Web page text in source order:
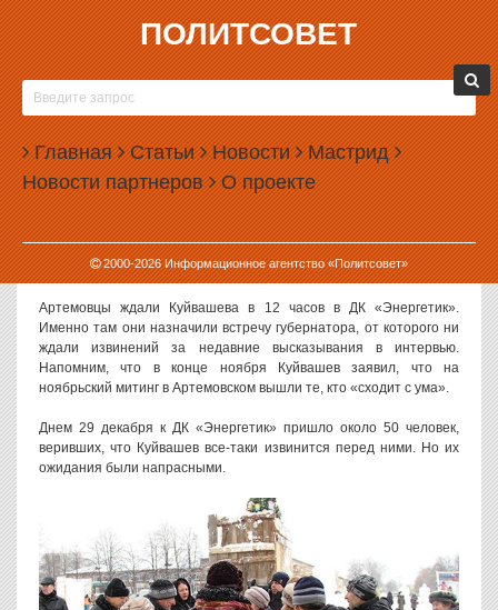
ПОЛИТСОВЕТ
Главная Статьи Новости Мастрид
Новости партнеров О проекте
2000-2026Информационное агентство «Политсовет»
29.12.2015, 13:50
ЖИТЕЛИ АРТЕМОВСКОГО ВМЕСТО
ИЗВИНЕНИЙ КУЙВАШЕВА УСЛЫШАЛИ
ГАДОСТИ
Несколько десятков жителей Артемовского собрались сегодня,
чтобы выслушать публичные извинения от губернатора
Свердловской области Евгения Куйвашева. Однако губернатор к
ним так и не приехал, и людям пришлось выслушать «гадости» из
уст местного чиновника.
Артемовцы ждали Куйвашева в 12 часов в ДК «Энергетик».
Именно там они назначили встречу губернатора, от которого ни
ждали извинений за недавние высказывания в интервью.
Напомним, что в конце ноября Куйвашев заявил, что на
ноябрьский митинг в Артемовском вышли те, кто «сходит с ума».
Днем 29 декабря к ДК «Энергетик» пришло около 50 человек,
веривших, что Куйвашев все-таки извинится перед ними. Но их
ожидания были напрасными.